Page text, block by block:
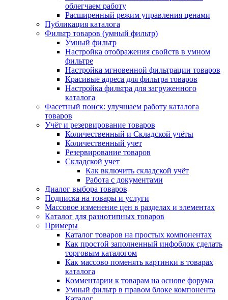
облегчаем работу
Расширенный режим управления ценами
Публикация каталога
Фильтр товаров (умный фильтр)
Умный фильтр
Настройка отображения свойств в умном
фильтре
Настройка мгновенной фильтрации товаров
Красивые адреса для фильтра товаров
Настройка фильтра для загруженного
каталога
Фасетный поиск: улучшаем работу каталога
товаров
Учёт и резервирование товаров
Количественный и Складской учёты
Количественный учет
Резервирование товаров
Складской учет
Как включить складской учёт
Работа с документами
Диалог выбора товаров
Подписка на товары и услуги
Массовое изменение цен в разделах и элементах
Каталог для разнотипных товаров
Примеры
Каталог товаров на простых компонентах
Как простой заполненный инфоблок сделать
торговым каталогом
Как массово поменять картинки в товарах
каталога
Комментарии к товарам на основе форума
Умный фильтр в правом блоке компонента